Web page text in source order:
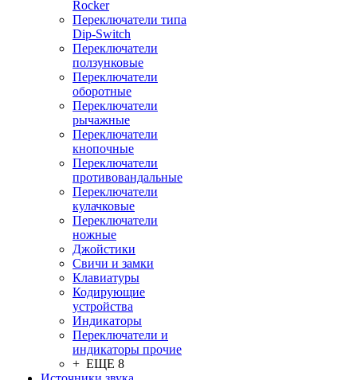
Rocker
Переключатели типа
Dip-Switch
Переключатели
ползунковые
Переключатели
оборотные
Переключатели
рычажные
Переключатели
кнопочные
Переключатели
противовандальные
Переключатели
кулачковые
Переключатели
ножные
Джойстики
Свичи и замки
Клавиатуры
Кодирующие
устройства
Индикаторы
Переключатели и
индикаторы прочие
+ ЕЩЕ 8